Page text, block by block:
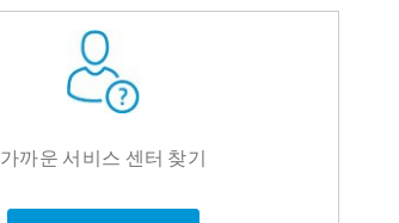
가까운 서비스 센터 찾기